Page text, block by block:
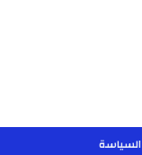
السياسة